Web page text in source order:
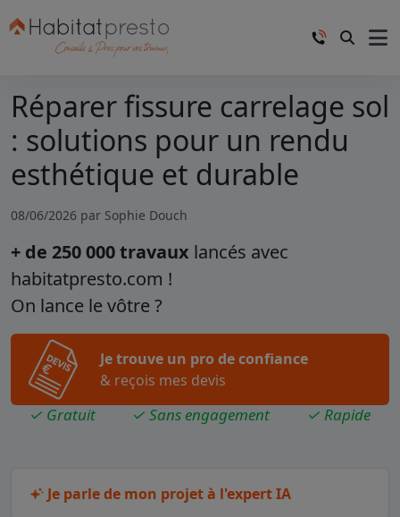
Réparer fissure carrelage sol
: solutions pour un rendu
esthétique et durable
08/06/2026 par Sophie Douch
+ de 250 000 travaux lancés avec
habitatpresto.com !
On lance le vôtre ?
Je trouve un pro de confiance
& reçois mes devis
✓ Gratuit ✓ Sans engagement ✓ Rapide
Je parle de mon projet à l'expert IA